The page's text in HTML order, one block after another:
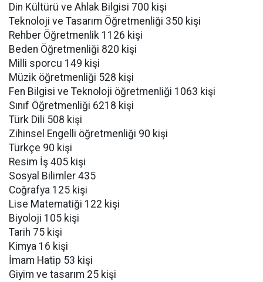
Din Kültürü ve Ahlak Bilgisi 700 kişi
Teknoloji ve Tasarım Öğretmenliği 350 kişi
Rehber Öğretmenlik 1126 kişi
Beden Öğretmenliği 820 kişi
Milli sporcu 149 kişi
Müzik öğretmenliği 528 kişi
Fen Bilgisi ve Teknoloji öğretmenliği 1063 kişi
Sınıf Öğretmenliği 6218 kişi
Türk Dili 508 kişi
Zihinsel Engelli öğretmenliği 90 kişi
Türkçe 90 kişi
Resim İş 405 kişi
Sosyal Bilimler 435
Coğrafya 125 kişi
Lise Matematiği 122 kişi
Biyoloji 105 kişi
Tarih 75 kişi
Kimya 16 kişi
İmam Hatip 53 kişi
Giyim ve tasarım 25 kişi